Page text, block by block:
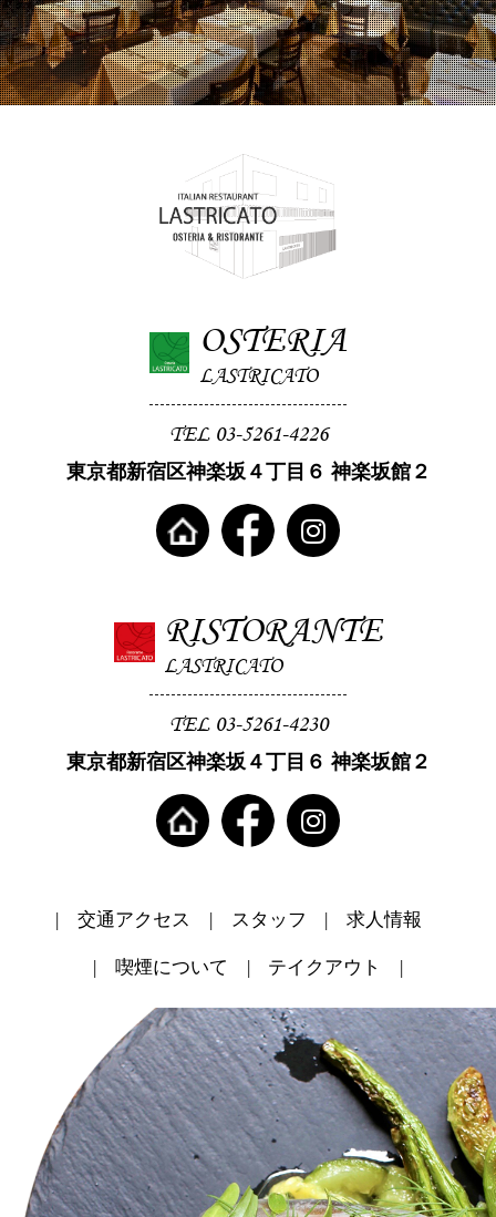
OSTERIA
LASTRICATO
TEL 03-5261-4226
東京都新宿区神楽坂４丁目６ 神楽坂館２
RISTORANTE
LASTRICATO
TEL 03-5261-4230
東京都新宿区神楽坂４丁目６ 神楽坂館２
交通アクセス スタッフ 求人情報
喫煙について テイクアウト